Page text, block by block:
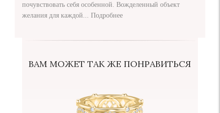
почувствовать себя особенной. Вожделенный объект
желания для каждой...
Подробнее
ВАМ МОЖЕТ ТАК ЖЕ ПОНРАВИТЬСЯ